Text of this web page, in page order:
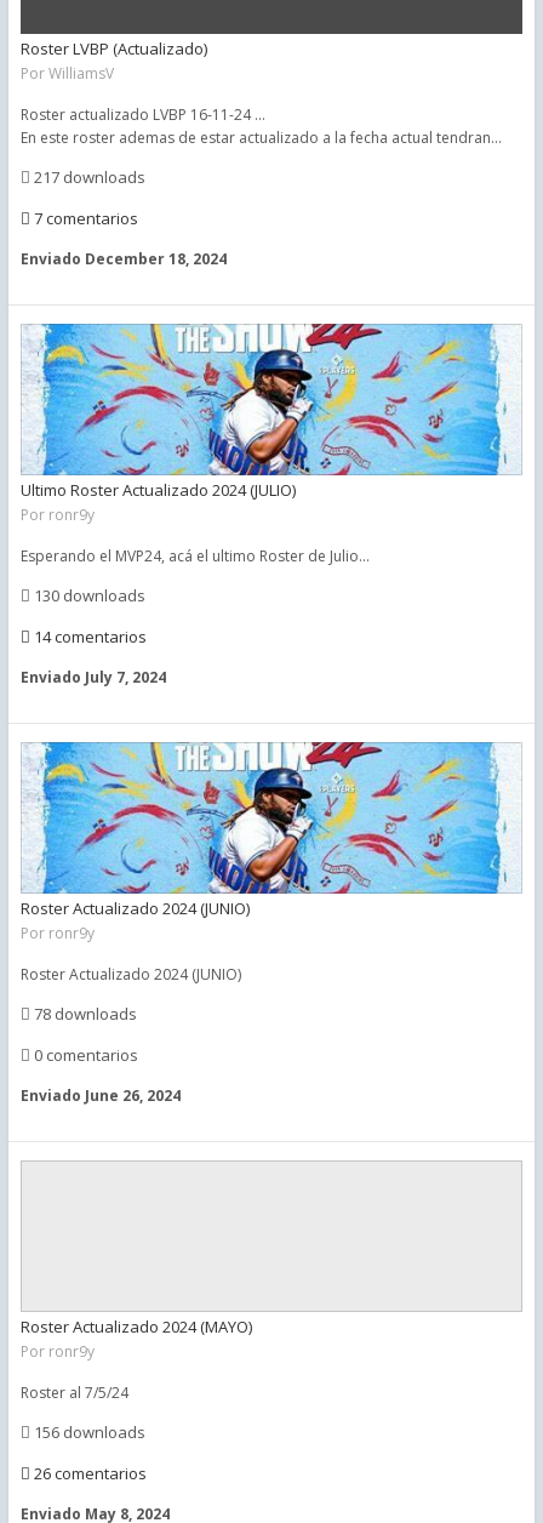
Roster LVBP (Actualizado)
PorWilliamsV
Roster actualizado LVBP 16-11-24 ...
En este roster ademas de estar actualizado a la fecha actual tendran...
217 downloads
7 comentarios
Enviado December 18, 2024
Ultimo Roster Actualizado 2024 (JULIO)
Por ronr9y
Esperando el MVP24, acá el ultimo Roster de Julio...
130 downloads
14 comentarios
Enviado July 7, 2024
Roster Actualizado 2024 (JUNIO)
Por ronr9y
Roster Actualizado 2024 (JUNIO)
78 downloads
0 comentarios
Enviado June 26, 2024
Roster Actualizado 2024 (MAYO)
Por ronr9y
Roster al 7/5/24
156 downloads
26 comentarios
Enviado May 8, 2024